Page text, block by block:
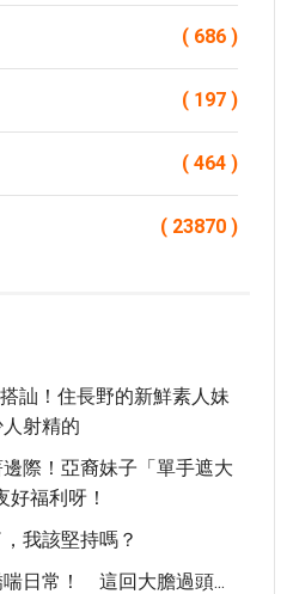
( 686 )
( 197 )
( 464 )
( 23870 )
訕！住長野的新鮮素人妹
射精的
際！亞裔妹子「單手遮大
好福利呀！
我該堅持嗎？
喘日常！ 這回大膽過頭...